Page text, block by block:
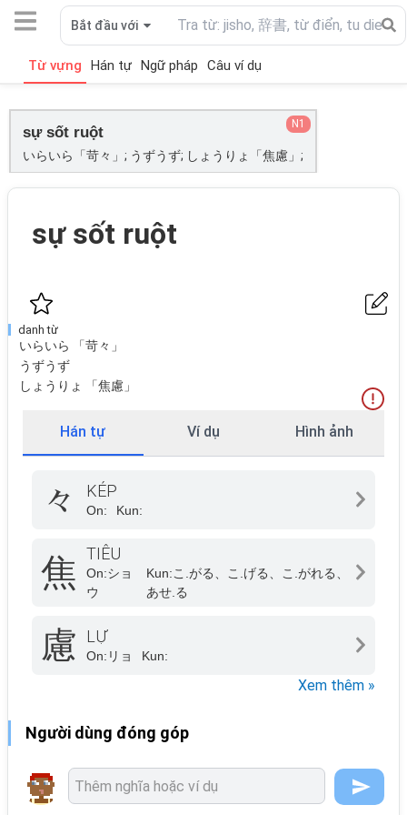
Bắt đầu với
Từ vựng Hán tự Ngữ pháp Câu ví dụ
sự sốt ruột
いらいら「苛々」; うずうず; しょうりょ「焦慮」;
N1
sự sốt ruột
danh từ
いらいら 「苛々」
うずうず
しょうりょ 「焦慮」
Hán tự Ví dụ Hình ảnh
々 KÉP
On: Kun:
焦 TIÊU
On:ショ
ウ
Kun:こ.がる、こ.げる、こ.がれる、
あせ.る
慮 LỰ
On: リョ Kun:
Xem thêm »
Người dùng đóng góp